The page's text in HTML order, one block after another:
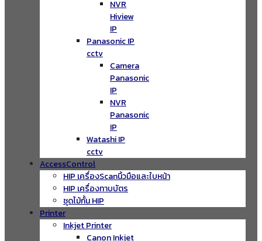
NVR
Hiview
IP
Panasonic IP
cctv
Camera
Panasonic
IP
NVR
Panasonic
IP
Watashi IP
cctv
AccessControl
HIP เครื่องScanนิ้วมือและใบหน้า
HIP เครื่องทาบบัตร
ชุดไม้กั้น HIP
Printer
Inkjet Printer
Canon Inkjet